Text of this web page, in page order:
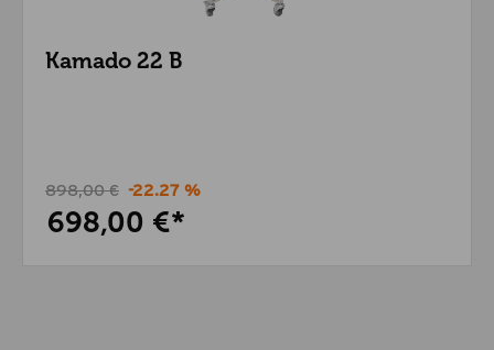
Kamado 22 B
698,00 €*
898,00 € -22.27 %